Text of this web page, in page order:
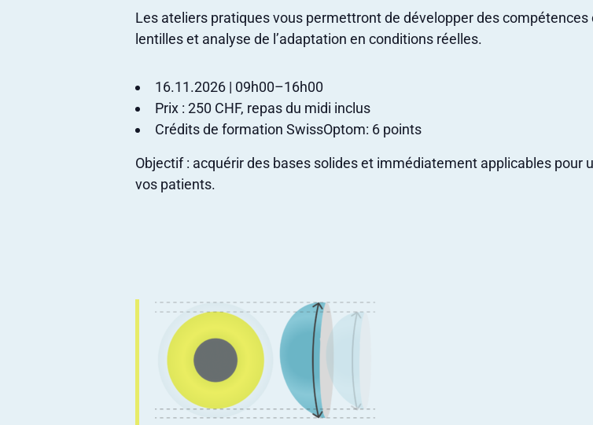
Les ateliers pratiques vous permettront de développer des
lentilles et analyse de l’adaptation en conditions réelles.
16.11.2026 | 09h00–16h00
Prix : 250 CHF, repas du midi inclus
Crédits de formation SwissOptom: 6 points
Objectif : acquérir des bases solides et immédiatement applicables
vos patients.